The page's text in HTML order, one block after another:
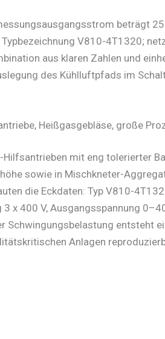
beträgt
V810-4T1320;
aus klaren Zahlen und
des Kühlluftpfads im
Heißgasgebläse, große
mit eng tolerierter
sowie in Mischkneter-
die Eckdaten: Typ V810-
x 400 V, Ausgangsspannung
Schwingungsbelastung
Anlagen